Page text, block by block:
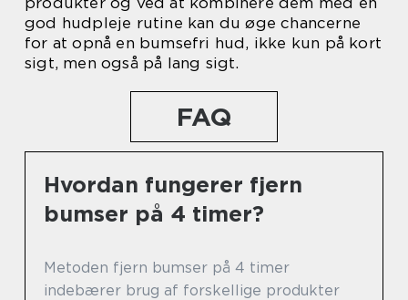
god hudpleje rutine kan du øge chancerne
for at opnå en bumsefri hud, ikke kun på kort
sigt, men også på lang sigt.
FAQ
Hvordan fungerer fjern
bumser på 4 timer?
Metoden fjern bumser på 4 timer
indebærer brug af forskellige produkter